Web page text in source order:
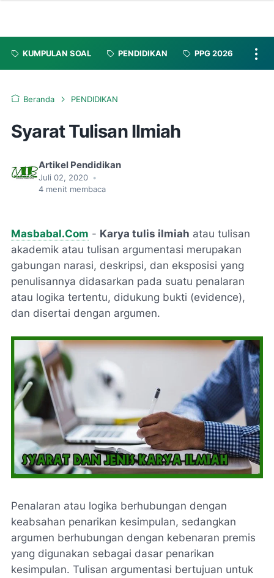
KUMPULAN SOAL PENDIDIKAN PPG 2026
Beranda PENDIDIKAN
Syarat Tulisan Ilmiah
Artikel Pendidikan
Juli 02, 2020 •
4 menit membaca
Masbabal.Com - Karya tulis ilmiah atau tulisan
akademik atau tulisan argumentasi merupakan
gabungan narasi, deskripsi, dan eksposisi yang
penulisannya didasarkan pada suatu penalaran
atau logika tertentu, didukung bukti (evidence),
dan disertai dengan argumen.
Penalaran atau logika berhubungan dengan
keabsahan penarikan kesimpulan, sedangkan
argumen berhubungan dengan kebenaran premis
yang digunakan sebagai dasar penarikan
kesimpulan. Tulisan argumentasi bertujuan untuk